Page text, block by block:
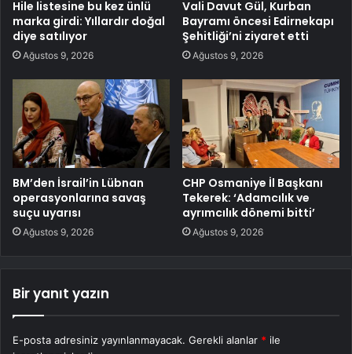
Hile listesine bu kez ünlü
marka girdi: Yıllardır doğal
diye satılıyor
Ağustos 9, 2026
Vali Davut Gül, Kurban
Bayramı öncesi Edirnekapı
Şehitliği’ni ziyaret etti
Ağustos 9, 2026
BM’den İsrail’in Lübnan
operasyonlarına savaş
suçu uyarısı
Ağustos 9, 2026
CHP Osmaniye İl Başkanı
Tekerek: ‘Adamcılık ve
ayrımcılık dönemi bitti’
Ağustos 9, 2026
Bir yanıt yazın
E-posta adresiniz yayınlanmayacak. Gerekli alanlar * ile